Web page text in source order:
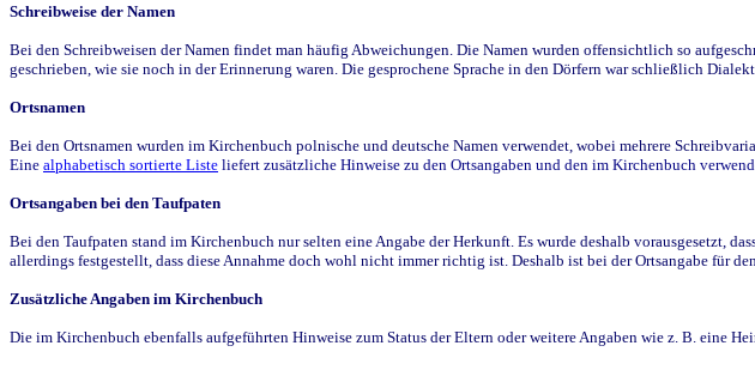
Schreibweise der Namen
Bei den Schreibweisen der Namen findet man häufig Abweichungen. Die Namen wurden offensichtlich so
geschrieben, wie sie noch in der Erinnerung waren. Die gesprochene Sprache in den Dörfern war schließlich
Ortsnamen
Bei den Ortsnamen wurden im Kirchenbuch polnische und deutsche Namen verwendet, wobei mehrere
Eine alphabetisch sortierte Liste liefert zusätzliche Hinweise zu den Ortsangaben und den im Kirchenbuch
Ortsangaben bei den Taufpaten
Bei den Taufpaten stand im Kirchenbuch nur selten eine Angabe der Herkunft. Es wurde deshalb vorausgesetzt,
allerdings festgestellt, dass diese Annahme doch wohl nicht immer richtig ist. Deshalb ist bei der Ortsangabe für
Zusätzliche Angaben im Kirchenbuch
Die im Kirchenbuch ebenfalls aufgeführten Hinweise zum Status der Eltern oder weitere Angaben wie z. B. eine